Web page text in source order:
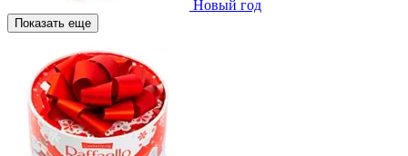
Новый год
Показать еще